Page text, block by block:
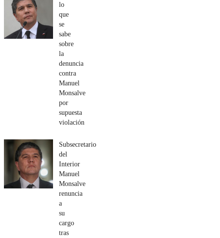
lo
que
se
sabe
sobre
la
denuncia
contra
Manuel
Monsalve
por
supuesta
violación
Subsecretario
del
Interior
Manuel
Monsalve
renuncia
a
su
cargo
tras